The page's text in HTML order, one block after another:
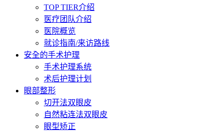
TOP TIER介绍
医疗团队介绍
医院概览
就诊指南/来访路线
安全的手术护理
手术护理系统
术后护理计划
眼部整形
切开法双眼皮
自然粘连法双眼皮
眼型矫正